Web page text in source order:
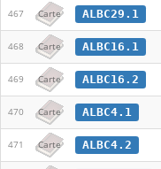
467 Carte ALBC29.1
468 Carte ALBC16.1
469 Carte ALBC16.2
470 Carte ALBC4.1
471 Carte ALBC4.2